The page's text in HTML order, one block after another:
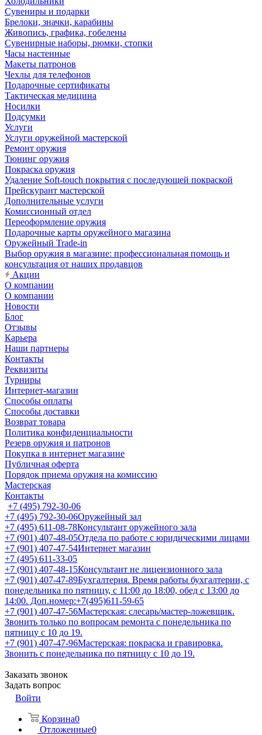
Сувениры и подарки
Брелоки, значки, карабины
Живопись, графика, гобелены
Сувенирные наборы, рюмки, стопки
Часы настенные
Макеты патронов
Чехлы для телефонов
Подарочные сертификаты
Тактическая медицина
Носилки
Подсумки
Услуги
Услуги оружейной мастерской
Ремонт оружия
Тюнинг оружия
Покраска оружия
Удаление Soft-touch покрытия с последующей покраской
Прейскурант мастерской
Дополнительные услуги
Комиссионный отдел
Переоформление оружия
Подарочные карты оружейного магазина
Оружейный Trade-in
Выбор оружия в магазине: профессиональная помощь и
консультация от наших продавцов
Акции
О компании
О компании
Новости
Блог
Отзывы
Карьера
Наши партнеры
Контакты
Реквизиты
Турниры
Интернет-магазин
Способы оплаты
Способы доставки
Возврат товара
Политика конфиденциальности
Резерв оружия и патронов
Покупка в интернет магазине
Публичная оферта
Порядок приема оружия на комиссию
Мастерская
Контакты
+7 (495) 792-30-06
+7 (495) 792-30-06Оружейный зал
+7 (495) 611-08-78Консультант оружейного зала
+7 (901) 407-48-05Отдела по работе с юридическими лицами
+7 (901) 407-47-54Интернет магазин
+7 (495) 611-33-05
+7 (901) 407-48-15Консультант не лицензионного зала
+7 (901) 407-47-89Бухгалтерия. Время работы бухгалтерии, с
понедельника по пятницу, с 11:00 до 18:00, обед с 13:00 до
14:00. Доп.номер:+7(495)611-59-65
+7 (901) 407-47-56Мастерская: слесарь/мастер-ложевщик.
Звонить только по вопросам ремонта с понедельника по
пятницу с 10 до 19.
+7 (901) 407-47-96Мастерская: покраска и гравировка.
Звонить с понедельника по пятницу с 10 до 19.
Заказать звонок
Задать вопрос
Войти
Корзина0
Отложенные0